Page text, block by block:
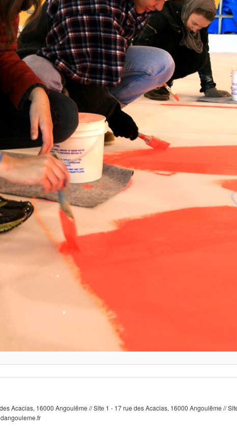
Acacias, 16000 Angoulême // Site 1 - 17 rue des Acacias, 16000 Angoulême //